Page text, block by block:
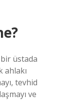
üstada
ahlakı
tevhid
ve